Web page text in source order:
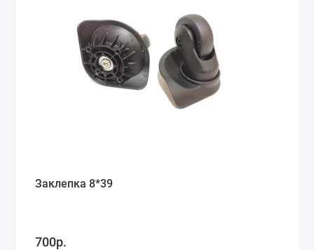
Заклепка 8*39
700р.